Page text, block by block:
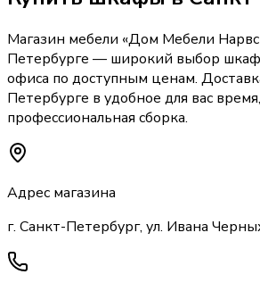
Магазин мебели «Дом Мебели
Петербурге — широкий выбор
офиса по доступным ценам.
Петербурге в удобное для вас время,
профессиональная сборка.
Адрес магазина
г. Санкт-Петербург, ул. Ивана